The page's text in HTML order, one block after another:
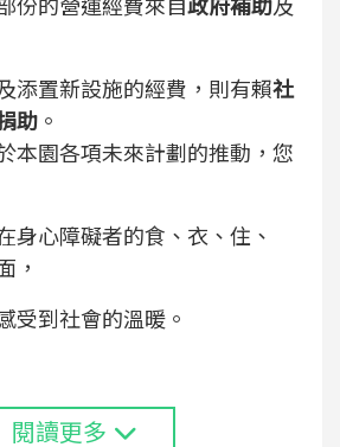
份的營運經費來自政府補助及
添置新設施的經費，則有賴社
助 。
本園各項未來計劃的推動，您
身心障礙者的食、衣、住、
，
受到社會的溫暖。
閱讀更多